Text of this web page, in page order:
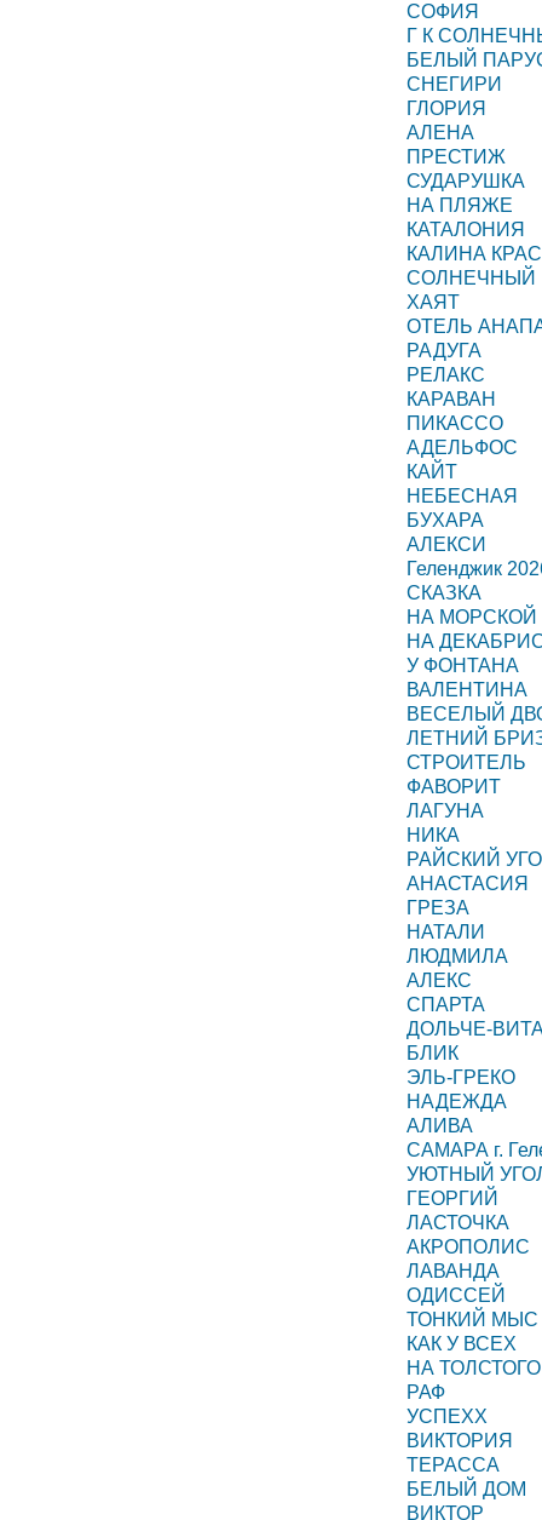
СОФИЯ
Г К
БЕЛЫЙ
СНЕГИРИ
ГЛОРИЯ
АЛЕНА
ПРЕСТИЖ
СУДАРУШКА
НА ПЛЯЖЕ
КАТАЛОНИЯ
КАЛИНА
СОЛНЕЧНЫЙ
ХАЯТ
ОТЕЛЬ
РАДУГА
РЕЛАКС
КАРАВАН
ПИКАССО
АДЕЛЬФОС
КАЙТ
НЕБЕСНАЯ
БУХАРА
АЛЕКСИ
Геленджик
СКАЗКА
НА МОРСКОЙ
НА
У ФОНТАНА
ВАЛЕНТИНА
ВЕСЕЛЫЙ
ЛЕТНИЙ
СТРОИТЕЛЬ
ФАВОРИТ
ЛАГУНА
НИКА
РАЙСКИЙ
АНАСТАСИЯ
ГРЕЗА
НАТАЛИ
ЛЮДМИЛА
АЛЕКС
СПАРТА
ДОЛЬЧЕ-
БЛИК
ЭЛЬ-ГРЕКО
НАДЕЖДА
АЛИВА
САМАРА г.
УЮТНЫЙ
ГЕОРГИЙ
ЛАСТОЧКА
АКРОПОЛИС
ЛАВАНДА
ОДИССЕЙ
ТОНКИЙ МЫС
КАК У ВСЕХ
НА ТОЛСТОГО
РАФ
УСПЕХХ
ВИКТОРИЯ
ТЕРАССА
БЕЛЫЙ ДОМ
ВИКТОР